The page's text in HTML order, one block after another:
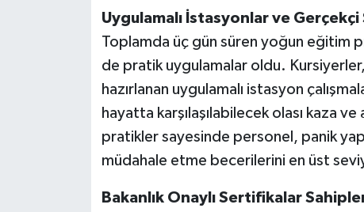
Uygulamalı İstasyonlar ve
Toplamda üç gün süren yoğun eğitim
de pratik uygulamalar oldu.
hazırlanan uygulamalı istasyon
hayatta karşılaşılabilecek olası kaza
pratikler sayesinde personel, panik
müdahale etme becerilerini en üst
Bakanlık Onaylı Sertifikalar